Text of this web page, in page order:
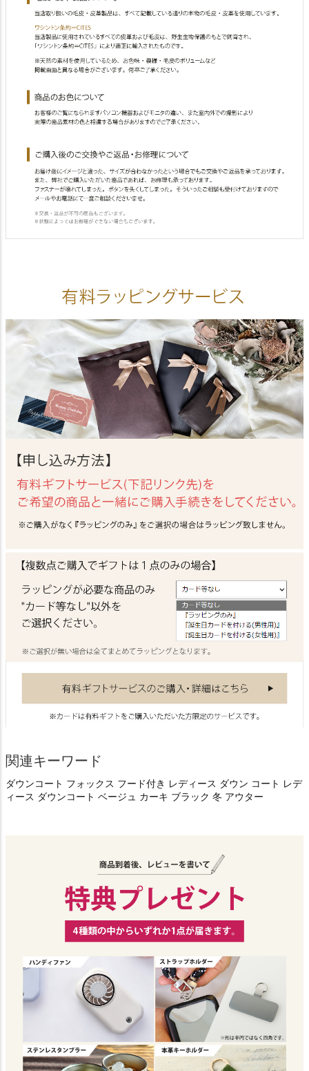
関連キーワード
ダウンコート フォックス フード付き レディース ダウン コート レデ
ィース ダウンコート ベージュ カーキ ブラック 冬 アウター